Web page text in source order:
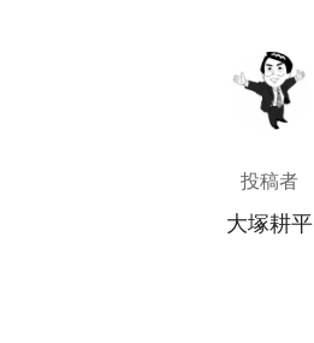
投稿者
投稿者
大塚耕平